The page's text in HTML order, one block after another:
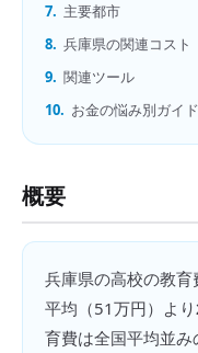
7. 主要都市
8. 兵庫県の関連コスト
9. 関連ツール
10. お金の悩み別ガイド
概要
兵庫県の高校の教育
平均（51万円）より
育費は全国平均並